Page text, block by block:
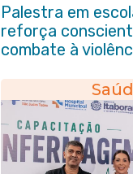
Palestra em
reforça
combate à